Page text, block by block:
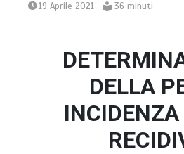
19 Aprile 2021 36 minuti
DELLA